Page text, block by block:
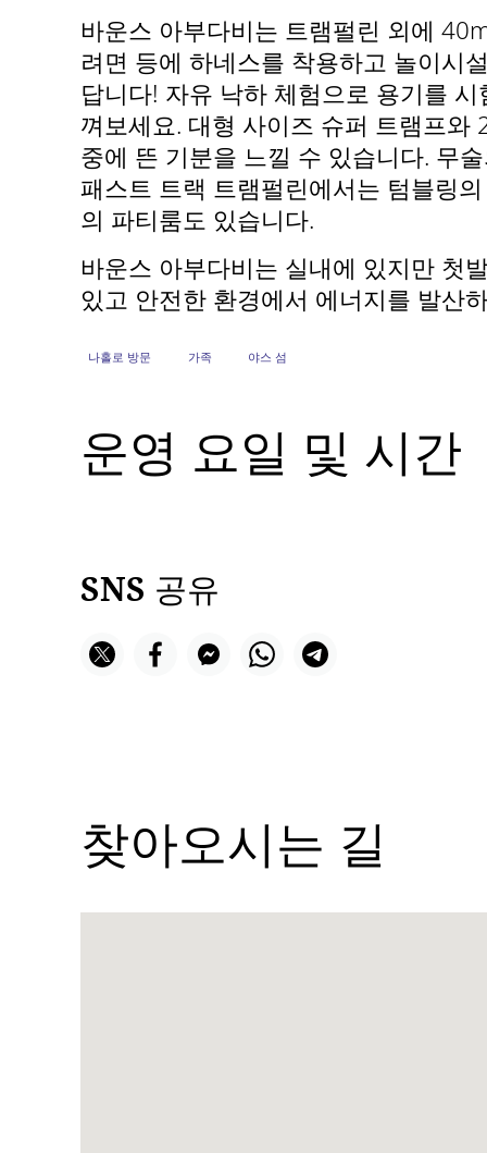
바운스 아부다비는 트램펄린 외에
려면 등에 하네스를 착용하고 놀이시
답니다! 자유 낙하 체험으로 용기를
껴보세요. 대형 사이즈 슈퍼 트램프
중에 뜬 기분을 느낄 수 있습니다. 무
패스트 트랙 트램펄린에서는 텀블링
의 파티룸도 있습니다.
바운스 아부다비는 실내에 있지만 첫
있고 안전한 환경에서 에너지를 발산
나홀로 방문 가족 야스 섬
운영 요일 및 시간
SNS 공유
찾아오시는 길